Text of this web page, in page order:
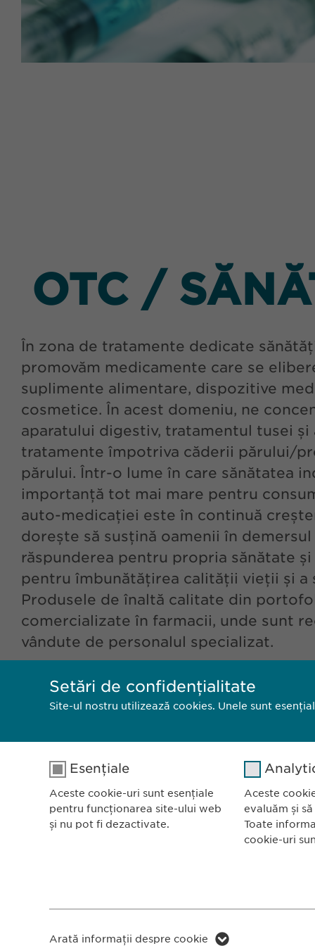
OTC /
În zona de tratamente dedicate
promovăm medicamente care se
suplimente alimentare, dispozitive
cosmetice. În acest domeniu, ne
aparatului digestiv, tratamentul tusei și
tratamente împotriva căderii părului/
părului. Într-o lume în care sănătatea
importanță tot mai mare pentru
auto-medicației este în continuă
dorește să susțină oamenii în
răspunderea pentru propria sănătate
pentru îmbunătățirea calității vieții și a
Produsele de înaltă calitate din
comercializate în farmacii, unde sunt
vândute de personalul specializat.
Setări de confidențialitate
Site-ul nostru utilizează cookies. Unele sunt
Esențiale
Aceste cookie-uri sunt esențiale
pentru funcționarea site-ului web
și nu pot fi dezactivate.
Furnizor sgalinski
Aceste
evaluăm și
Toate
cookie-uri
Arată informații despre cookie